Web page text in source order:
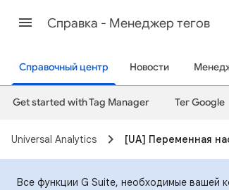
Cправка - Менеджер тегов
Справочный центр Новости
Get started with Tag Manager Тег Google
Universal Analytics [UA] Переменная
Все функции G Suite, необходимые вашей